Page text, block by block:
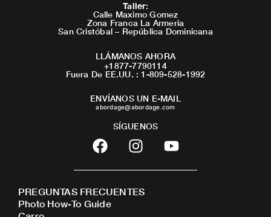
Taller:
Calle Maximo Gomez
Zona Franca La Armeria
San Cristóbal – República Dominicana
LLÁMANOS AHORA
+1877-7790114
Fuera De EE.UU. : 1-809-528-1992
ENVÍANOS UN E-MAIL
abordage@abordage.com
SÍGUENOS
F
a
c
b
o
I
n
s
a
Y
o
u
PREGUNTAS FRECUENTES
Photo How-To Guide